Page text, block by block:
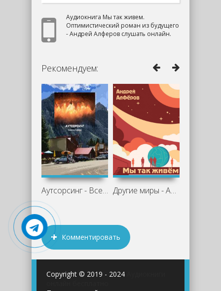
Аудиокнига Мы так живем.
Оптимистический роман из будущего
- Андрей Алферов слушать онлайн.
Рекомендуем:
Аутсорсинг - Всеволод Алферов Другие миры - Андрей Алфёров
Комментировать
Copyright © 2019 - 2024